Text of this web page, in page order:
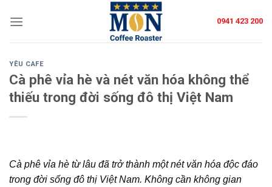
0941 423 200
YÊU CAFE
Cà phê vỉa hè và nét văn hóa không thể
thiếu trong đời sống đô thị Việt Nam
Cà phê vỉa hè từ lâu đã trở thành một nét văn hóa độc đáo
trong đời sống đô thị Việt Nam. Không cần không gian